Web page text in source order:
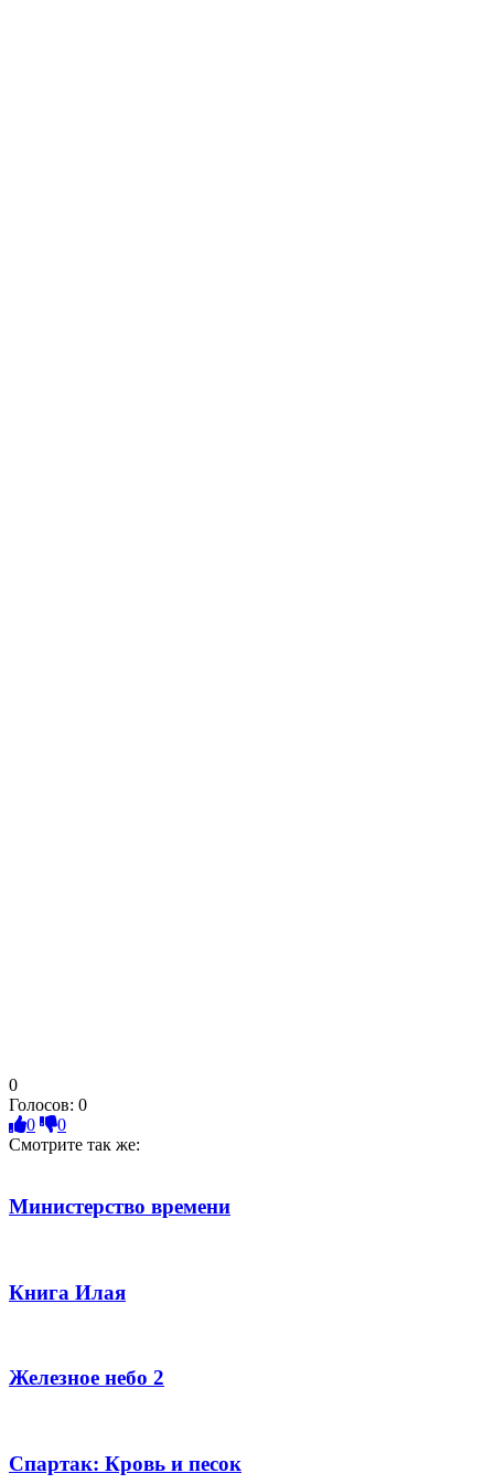
0
Голосов: 0
0
0
Смотрите так же:
Министерство времени
Книга Илая
Железное небо 2
Спартак: Кровь и песок